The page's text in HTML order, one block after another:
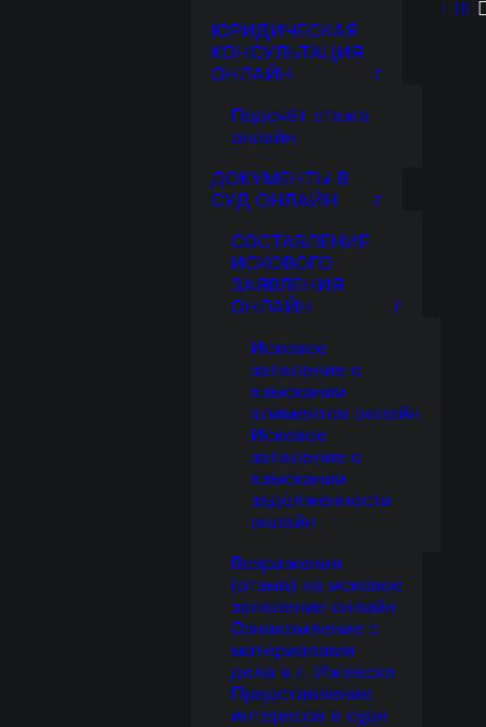
ЮРИДИЧЕСКАЯ
КОНСУЛЬТАЦИЯ
ОНЛАЙН
Подсчёт стажа
онлайн
ДОКУМЕНТЫ В
СУД ОНЛАЙН
СОСТАВЛЕНИЕ
ИСКОВОГО
ЗАЯВЛЕНИЯ
ОНЛАЙН
Исковое
заявление о
взыскании
алиментов онлайн
Исковое
заявление о
взыскании
задолженности
онлайн
Возражения
(отзыв) на исковое
заявление онлайн
Ознакомление с
материалами
дела в г. Ижевске
Представление
интересов в суде